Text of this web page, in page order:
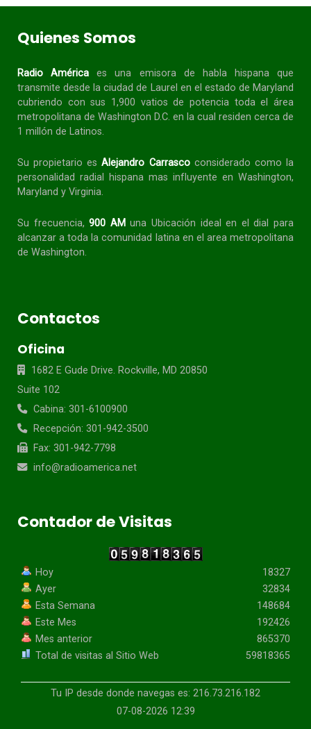
Quienes Somos
Radio América es una emisora de habla hispanaque
transmite desde la ciudad de Laurel en el estado de Maryland
cubriendo con sus 1,900 vatios de potencia toda el área
metropolitana de Washington D.C. en la cual residen cerca de
1 millón de Latinos.
Su propietario esAlejandro Carrascoconsiderado como la
personalidad radial
hispana mas influyente en Washington,
Maryland y Virginia.
Su frecuencia, 900 AM una Ubicación ideal en el dial para
alcanzar a toda lacomunidad latina en el area metropolitana
de Washington.
Contactos
Oficina
1682 E Gude Drive. Rockville, MD 20850
Suite 102
Cabina: 301-6100900
Recepción: 301-942-3500
Fax: 301-942-7798
info@radioamerica.net
Contador de Visitas
Hoy
Ayer
Esta Semana
Este Mes
Mes anterior
Total de visitas al Sitio Web
18327
32834
148684
192426
865370
59818365
Tu IP desde donde navegas es: 216.73.216.182
07-08-2026 12:39